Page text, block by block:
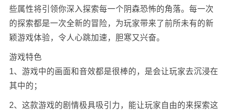
些属性将引领你深入探索每一个阴森恐怖的角落。每一次
的探索都是一次全新的冒险，为玩家带来了前所未有的新
颖游戏体验，令人心跳加速，胆寒又兴奋。
游戏特色
1、游戏中的画面和音效都是很棒的，是会让玩家去沉浸在
其中的；
2、这款游戏的剧情极具吸引力，能让玩家自由的来探索这